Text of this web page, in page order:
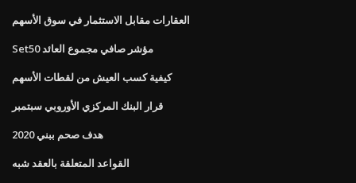
العقارات مقابل الاستثمار في سوق الأسهم
Set50 مؤشر صافي مجموع العائد
كيفية كسب العيش من لقطات الأسهم
قرار البنك المركزي الأوروبي سبتمبر
هدف صحم ببني 2020
القواعد المتعلقة بالعقد شبه